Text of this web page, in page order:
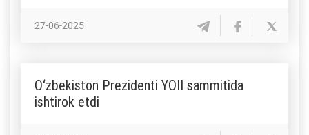
27-06-2025
O‘zbekiston Prezidenti YOII sammitida
ishtirok etdi